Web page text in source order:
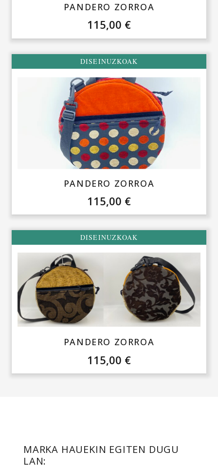
PANDERO ZORROA
115,00 €
DISEINUZKOAK
PANDERO ZORROA
115,00 €
DISEINUZKOAK
PANDERO ZORROA
115,00 €
MARKA HAUEKIN EGITEN DUGU
LAN: